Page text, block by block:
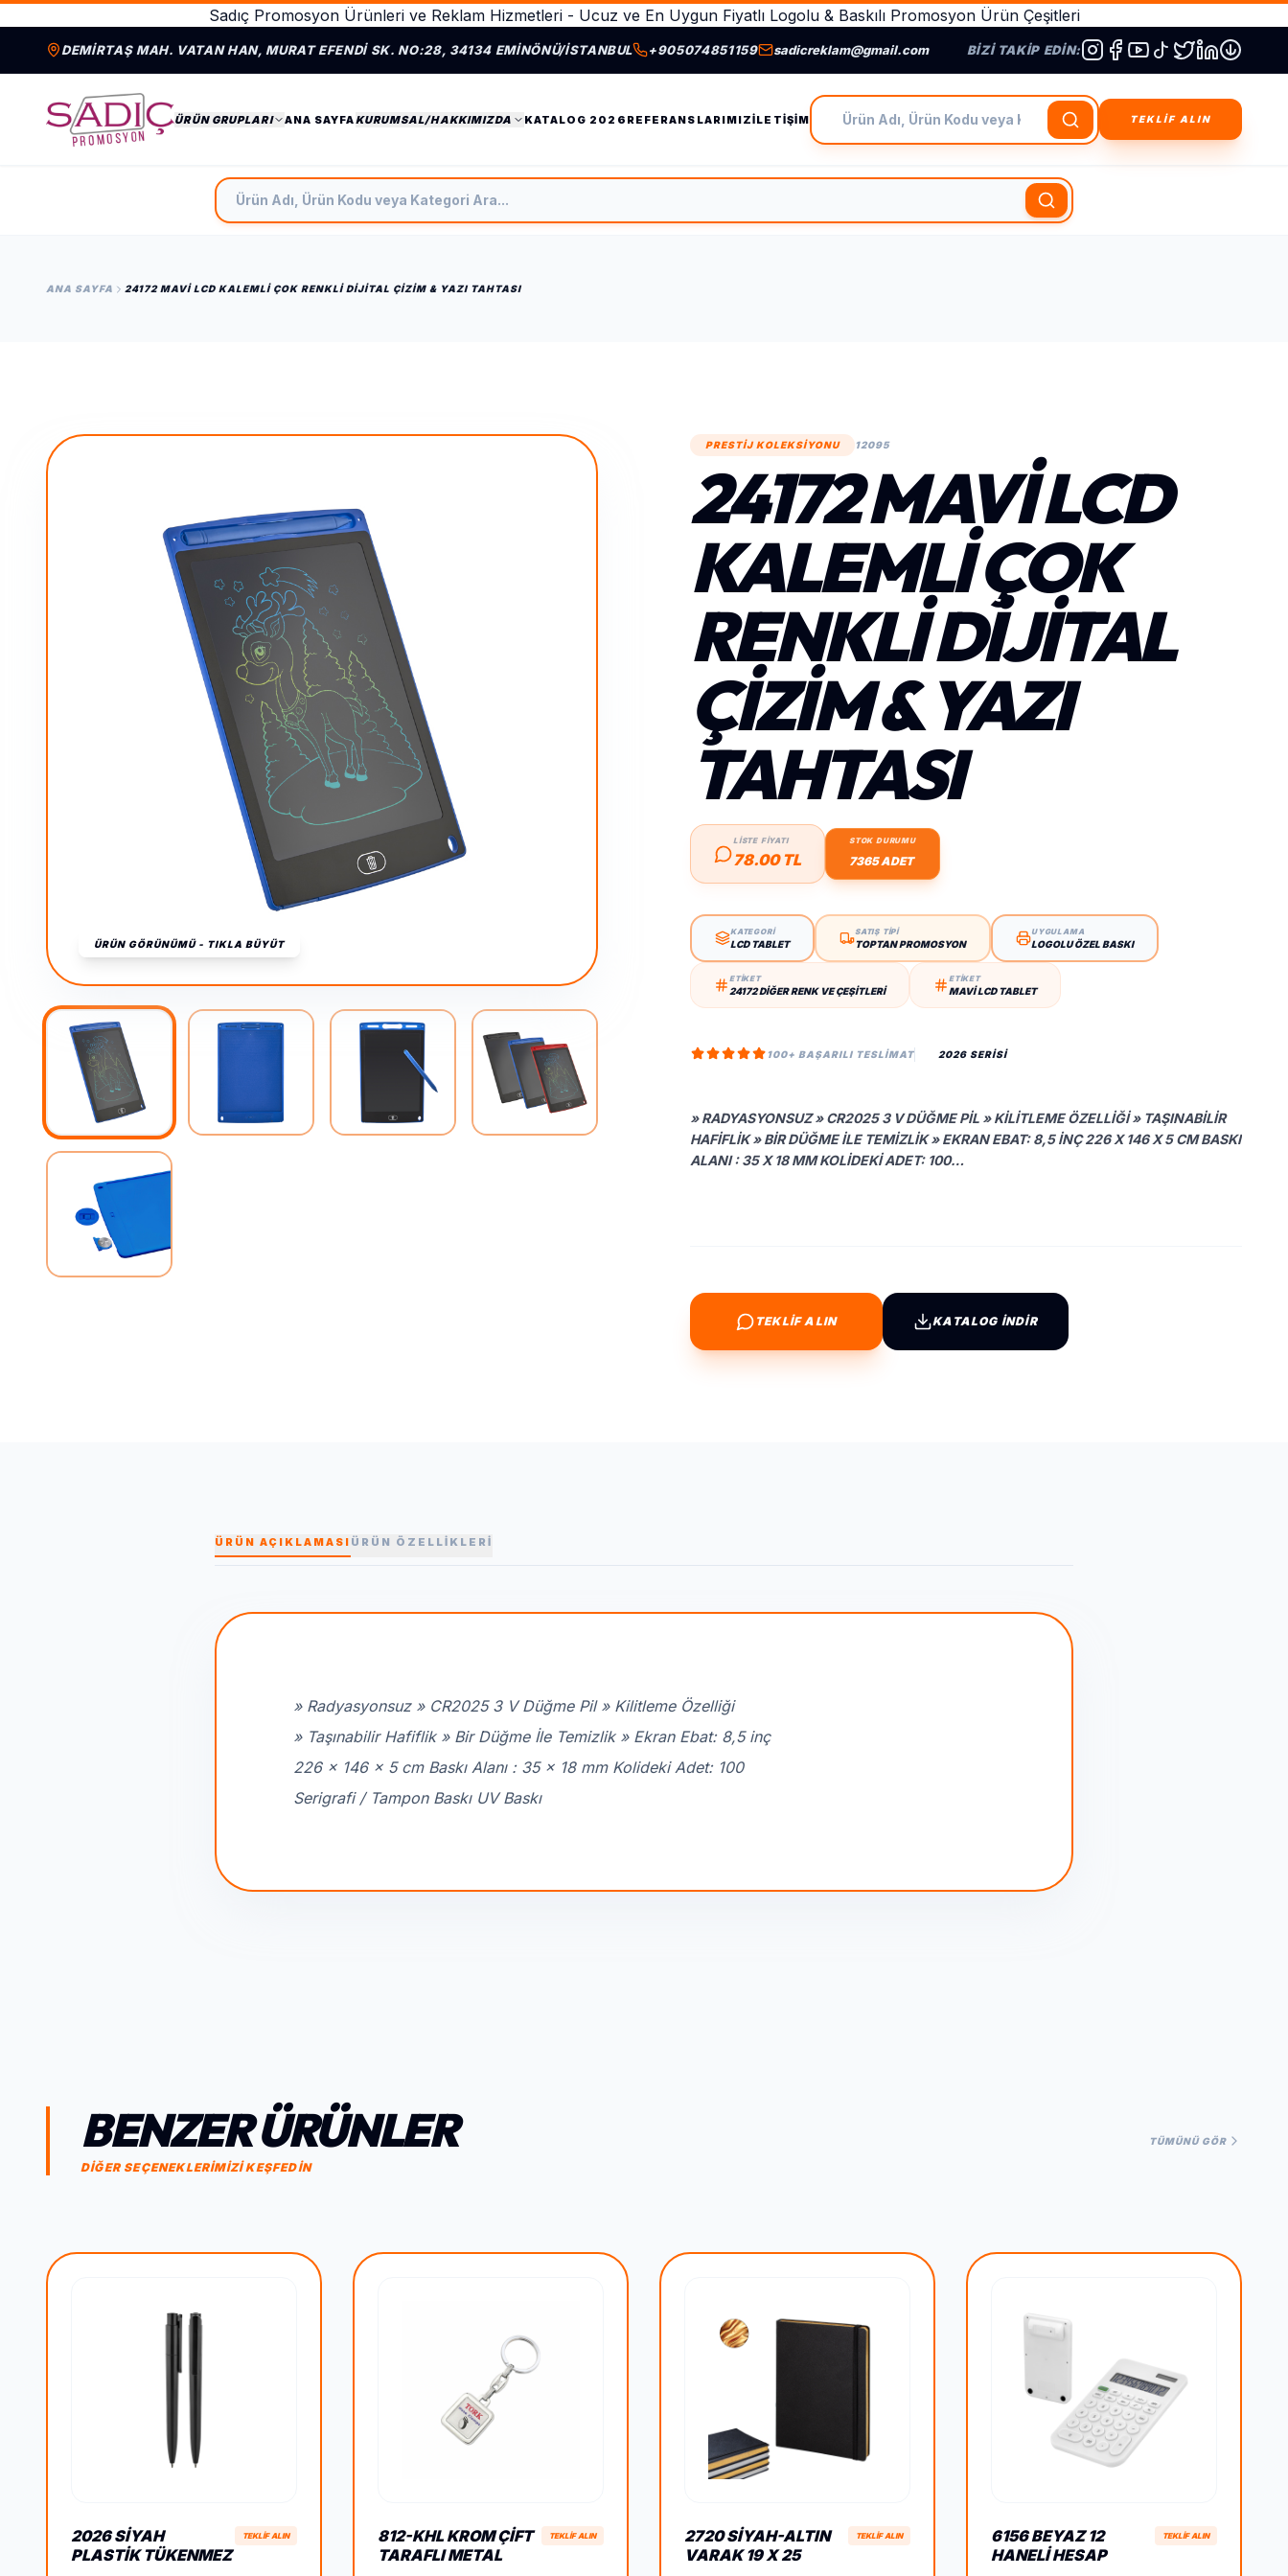
Sadıç Promosyon Ürünleri ve Reklam Hizmetleri - Ucuz ve En Uygun Fiyatlı Logolu & Baskılı Promosyon Ürün Çeşitleri
DEMIRTAŞ MAH. VATAN HAN, MURAT EFENDI SK. NO:28, 34134 EMINÖNÜ/İSTANBUL +905074851159 sadicreklam@gmail.com BIZI TAKIP EDIN:
ÜRÜN GRUPLARI ANA SAYFAKURUMSAL/HAKKIMIZDA KATALOG 2026 REFERANSLARIMIZİLETIŞIM
Ürün Adı, Ürün Kodu veya Kategori Ara
TEKLİF ALIN
Ürün Adı, Ürün Kodu veya Kategori Ara
ANA SAYFA 24172 MAVI LCD KALEMLI ÇOK RENKLI DIJITAL ÇIZIM & YAZI TAHTASI
ÜRÜN GÖRÜNÜMÜ - TIKLA BÜYÜT
PRESTİJ KOLEKSİYONU 12095
24172 MAVI LCD
KALEMLI ÇOK
RENKLI DIJITAL
ÇIZIM & YAZI
TAHTASI
LİSTE FİYATI
78.00 TL
STOK DURUMU
7365 ADET
KATEGORİ
LCD TABLET
SATIŞ TİPİ
TOPTAN PROMOSYON
UYGULAMA
LOGOLU ÖZEL BASKI
ETİKET
24172 DIĞER RENK VE ÇEŞITLERI
ETİKET
MAVI LCD TABLET
100+ BAŞARILI TESLIMAT 2026 SERİSİ
» RADYASYONSUZ » CR2025 3 V DÜĞME PIL » KILITLEME ÖZELLIĞI » TAŞINABILIR
HAFIFLIK » BIR DÜĞME İLE TEMIZLIK » EKRAN EBAT: 8,5 INÇ 226 X 146 X 5 CM BASKI
ALANI : 35 X 18 MM KOLIDEKI ADET: 100…
TEKLİF ALIN KATALOG İNDİR
ÜRÜN AÇIKLAMASI ÜRÜN ÖZELLİKLERİ
» Radyasyonsuz » CR2025 3 V Düğme Pil » Kilitleme Özelliği
» Taşınabilir Hafiflik » Bir Düğme İle Temizlik » Ekran Ebat: 8,5 inç
226 x 146 x 5 cm Baskı Alanı : 35 x 18 mm Kolideki Adet: 100
Serigrafi / Tampon Baskı UV Baskı
BENZER ÜRÜNLER
DİĞER SEÇENEKLERİMİZİ KEŞFEDİN
TÜMÜNÜ GÖR
2026 SIYAH
PLASTIK TÜKENMEZ
TEKLİF ALIN
812-KHL KROM ÇIFT
TARAFLI METAL
TEKLİF ALIN
2720 SIYAH-ALTIN
VARAK 19 X 25
TEKLİF ALIN
6156 BEYAZ 12
HANELI HESAP
TEKLİF ALIN